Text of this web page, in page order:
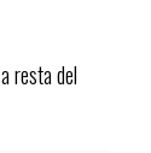
resta del